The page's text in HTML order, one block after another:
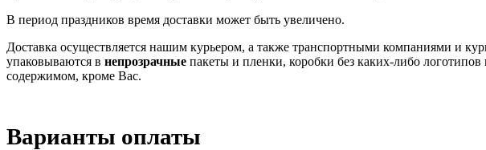
В период праздников время доставки может быть увеличено.
Доставка осуществляется нашим курьером, а также транспортными компаниями и
упаковываются в непрозрачные пакеты и пленки, коробки без каких-либо
содержимом, кроме Вас.
Варианты оплаты